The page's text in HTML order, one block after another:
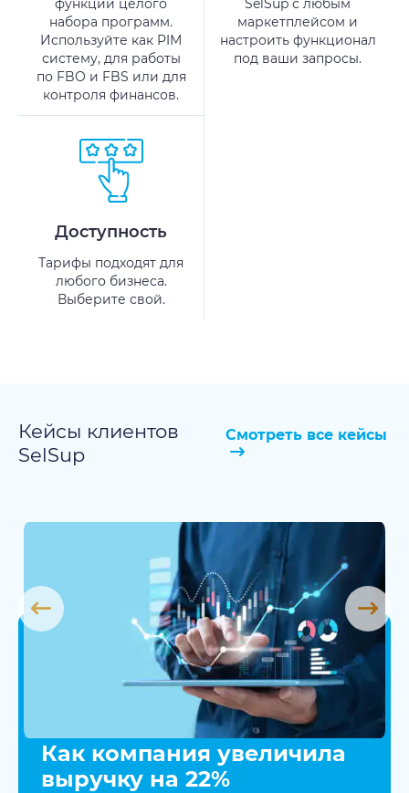
набора программ.
Используйте как PIM
систему, для работы
по FBO и FBS или для
контроля финансов.
маркетплейсом и
настроить функционал
под ваши запросы.
Доступность
Тарифы подходят для
любого бизнеса.
Выберите свой.
Кейсы клиентов
SelSup
Смотреть все кейсы
Как компания увеличила
выручку на 22%